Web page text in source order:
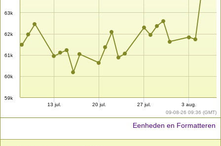
09-08-26 09:36 (GMT)
59k
60k
61k
62k
63k
13 jul. 20 jul. 27 jul. 3 aug.
Eenheden en Formatteren